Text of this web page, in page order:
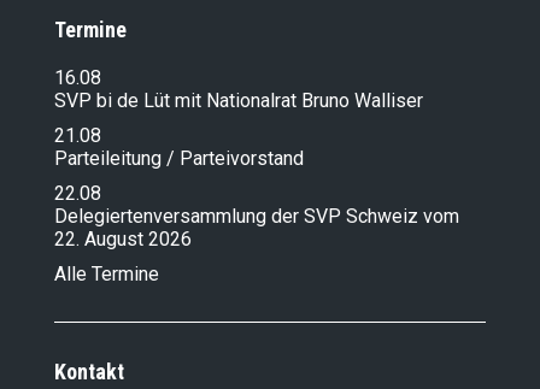
Termine
16.08
SVP bi de Lüt mit Nationalrat Bruno Walliser
21.08
Parteileitung / Parteivorstand
22.08
Delegiertenversammlung der SVP Schweiz vom
22. August 2026
Alle Termine
Kontakt